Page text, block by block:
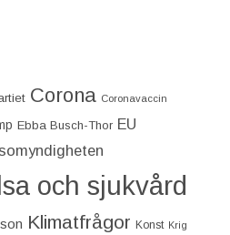
Corona Coronavaccin
Ebba Busch-Thor EU
och sjukvård
Klimatfrågor Konst Krig